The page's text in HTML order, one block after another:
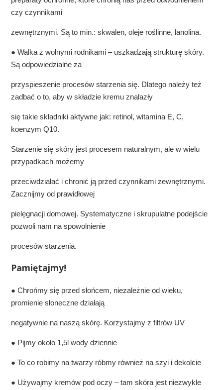
czy czynnikami
zewnętrznymi. Są to min.: skwalen, oleje roślinne, lanolina.
● Walka z wolnymi rodnikami – uszkadzają strukturę skóry.
Są odpowiedzialne za
przyspieszenie procesów starzenia się. Dlatego należy też
zadbać o to, aby w składzie kremu znalazły
się takie składniki aktywne jak: retinol, witamina E, C,
koenzym Q10.
Starzenie się skóry jest procesem naturalnym, ale w wielu
przypadkach możemy
przeciwdziałać i chronić ją przed czynnikami zewnętrznymi.
Zacznijmy od prawidłowej
pielęgnacji domowej. Systematyczne i skrupulatne podejście
pozwoli nam na spowolnienie
procesów starzenia.
Pamiętajmy!
● Chrońmy się przed słońcem, niezależnie od wieku,
promienie słoneczne działają
negatywnie na naszą skórę. Korzystajmy z filtrów UV
● Pijmy około 1,5l wody dziennie
● To co robimy na twarzy róbmy również na szyi i dekolcie
● Używajmy kremów pod oczy – tam skóra jest niezwykle